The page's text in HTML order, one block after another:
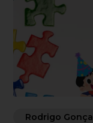
Rodrigo